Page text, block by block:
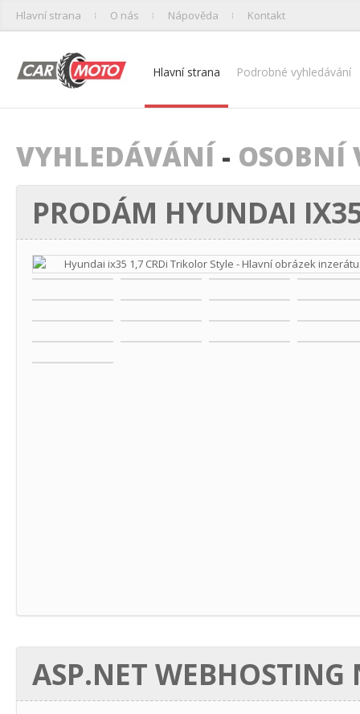
Hlavní strana O nás Nápověda Kontakt
Hlavní strana Podrobné vyhledávání
VYHLEDÁVÁNÍ - OSOBNÍ
PRODÁM HYUNDAI
ASP.NET WEBHOSTING